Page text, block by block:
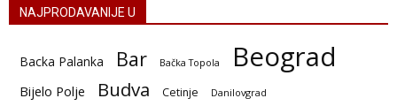
NAJPRODAVANIJE U
Backa Palanka Bar Bačka Topola Beograd
Bijelo Polje Budva Cetinje Danilovgrad